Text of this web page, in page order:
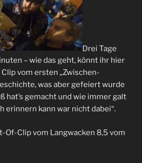
Drei Tage
– wie das geht, könnt ihr hier
vom ersten „Zwischen-
was aber gefeiert wurde
hat’s gemacht und wie immer galt
erinnern kann war nicht dabei“.
Of-Clip vom Langwacken 8,5 vom